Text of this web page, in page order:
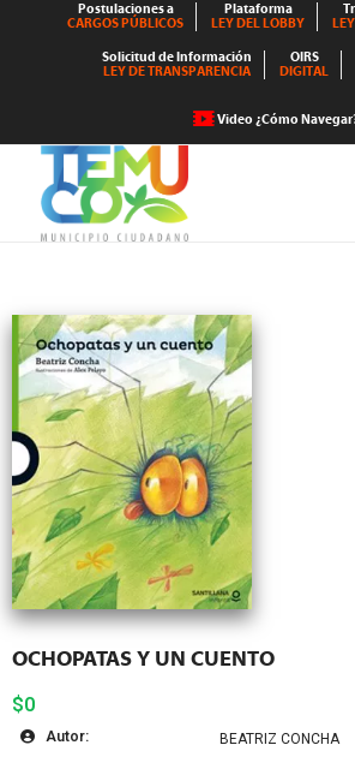
Postulaciones a
CARGOS PÚBLICOS
Plataforma
LEY DEL LOBBY
Solicitud de Información
LEY DE TRANSPARENCIA
OIRS
DIGITAL
Video ¿Cómo
OCHOPATAS Y UN CUENTO
$0
Autor: BEATRIZ CONCHA